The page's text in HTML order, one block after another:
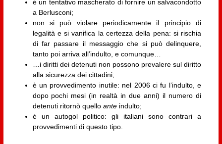
è un tentativo mascherato di fornire un salvacondotto
a Berlusconi;
non si può violare periodicamente il principio di
legalità e si vanifica la certezza della pena: si rischia
di far passare il messaggio che si può delinquere,
tanto poi arriva all’indulto, e comunque…
…i diritti dei detenuti non possono prevalere sul diritto
alla sicurezza dei cittadini;
è un provvedimento inutile: nel 2006 ci fu l’indulto, e
dopo pochi mesi (in realtà in due anni) il numero di
detenuti ritornò quello anteindulto;
è un autogol politico: gli italiani sono contrari a
provvedimenti di questo tipo.